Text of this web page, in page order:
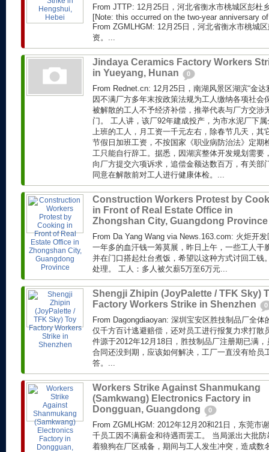
From JTTP: 12月25日，河北省衡水市桃城区彭杜
[Note: this occurred on the two-year anniversary
From ZGMLHGM: 12月25日，河北省衡水市桃城
资。...
Jindaya Ceramics Factory Workers
in Yueyang, Hunan
0
From Rednet.cn: 12月25日，南湖风景区湖滨“金
因不满厂方多年末按政策法规为工人缴纳各项社会
被解散的工人不予经济补偿，推举代表与厂方交涉
门。 工人讲，该厂92年建成投产，为市水泥厂下
上班的工人，月工资一千元左右，除春节几天，其
节假日加班工资，不按国家《职业病防治法》定期
工只能自行辞工。据悉，因湖滨整体开发规划需要
向厂方提交六项诉求，追偿金额达数百万，有关部
同意在解散前对工人进行健康体检。...
Construction Workers Protest by
in Front of Real Estate Office in
Zhongshan City, Guangdong
From Da Yang Wang via News.163.com: 火炬开
一年多的血汗钱一筹莫展，昨日上午，一些工人干
并在门口搭起灶台煮饭，希望以这种方式讨回工钱
处理。 工人：多人被欠薪5万至6万元...
Shengji Zhipin (JoyPalette / TFK Sky)
Factory Workers Strike in Shenzhen
0
From Dagongdiaoyan: 深圳宝安区胜技制品厂全
仅千方百计逃避赔偿，还对员工进行报复力求打散
件源于2012年12月18日，胜技制品厂注册期已满，
合同还没到期，应该如何解决，工厂一直没有给员
答。...
Workers Strike Against Shanmukang
(Samkwang) Electronics Factory in
Dongguan, Guangdong
0
From ZGMLHGM: 2012年12月20和21日，东莞市
千员工因不满薪金和待遇而罢工。 当局派出大批
着狼狗在厂区戒备，期间与工人发生冲突，造成数